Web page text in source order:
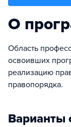
О
Область
освоивших
реализацию
правопорядка.
Варианты